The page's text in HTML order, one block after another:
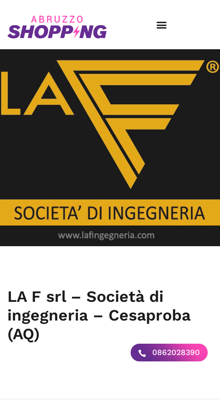
LA F srl – Società di
ingegneria – Cesaproba
(AQ)
0862028390